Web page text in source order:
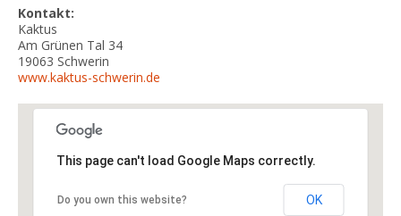
Kontakt:
Kaktus
Am Grünen Tal 34
19063 Schwerin
www.kaktus-schwerin.de
This page can't load Google Maps correctly.
Do you own this website? OK